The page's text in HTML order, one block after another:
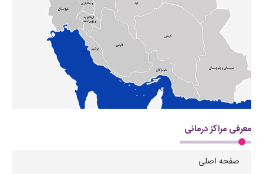
معرفی مراکز درمانی
صفحه اصلی